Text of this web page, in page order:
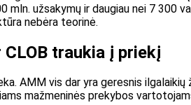
užsakymų ir daugiau nei 7 300
nebėra teorinė.
traukia į priekį
AMM vis dar yra geresnis
mažmeninės prekybos